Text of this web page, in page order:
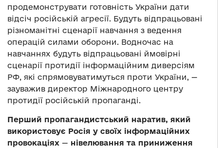
продемонструвати готовність України дати
відсіч російській агресії. Будуть відпрацьовані
різноманітні сценарії навчання з ведення
операцій силами оборони. Водночас на
навчаннях будуть відпрацьовані ймовірні
сценарії протидії інформаційним диверсіям
РФ, які спрямовуватимуться проти України, —
зауважив директор Міжнародного центру
протидії російській пропаганді.
Перший пропагандистський наратив, який
використовує Росія у своїх інформаційних
провокаціях — нівелювання та приниження